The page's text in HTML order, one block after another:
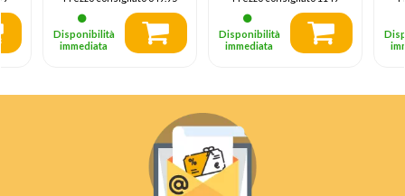
Disponibilità
immediata
Disponibilità
immediata